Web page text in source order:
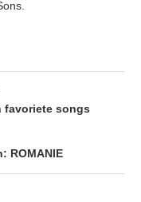
favoriete songs
ROMANIE